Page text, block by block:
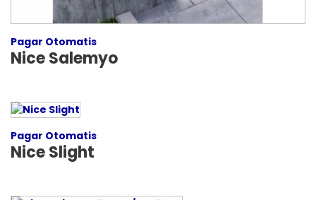
Pagar Otomatis
Nice Salemyo
Pagar Otomatis
Nice Slight